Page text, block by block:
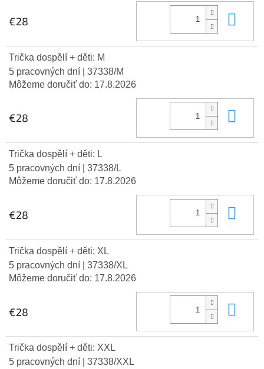
€28
Trička dospělí + děti: M
5 pracovných dní
| 37338/M
Môžeme doručiť do: 17.8.2026
€28
Trička dospělí + děti: L
5 pracovných dní
| 37338/L
Môžeme doručiť do: 17.8.2026
€28
Trička dospělí + děti: XL
5 pracovných dní
| 37338/XL
Môžeme doručiť do: 17.8.2026
€28
Trička dospělí + děti: XXL
5 pracovných dní
| 37338/XXL